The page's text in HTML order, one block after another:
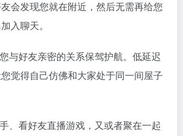
会发现您就在附近，然后无需再给您
入聊天。
与好友亲密的关系保驾护航。低延迟
觉得自己仿佛和大家处于同一间屋子
、看好友直播游戏，又或者聚在一起